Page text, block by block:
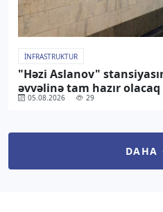
İNFRASTRUKTUR
"Həzi Aslanov"
əvvəlinə tam hazır olacaq
05.08.2026 29
DAHA